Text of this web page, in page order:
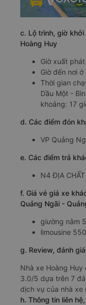
c. Lộ trình, giờ
Hoàng Huy
Giờ xuất
Giờ đến nơi
Thời gian
Dầu Một -
khoảng: 17
d. Các điểm đón
VP Quảng
e. Các điểm trả
N4 ĐỊA CHẤT
f. Giá vé giá xe
Quảng Ngãi -
giường nằm
limousine
g. Review, đánh
Nhà xe Hoàng
3.0/5 dựa trên 7
dịch vụ của nhà xe
h. Thông tin liên